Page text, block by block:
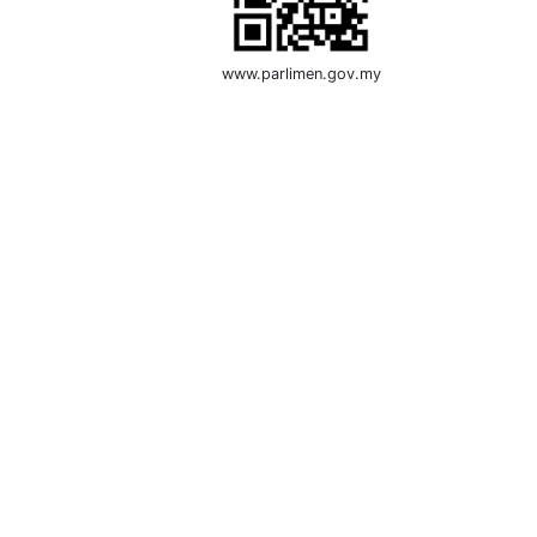
www.parlimen.gov.my